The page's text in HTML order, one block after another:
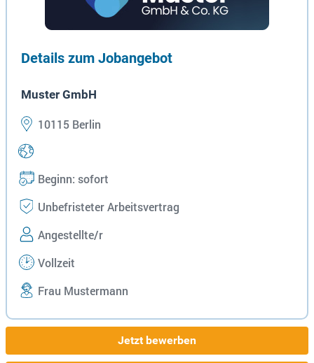
Details zum Jobangebot
Muster GmbH
10115 Berlin
Beginn: sofort
Unbefristeter Arbeitsvertrag
Angestellte/r
Vollzeit
Frau Mustermann
Jetzt bewerben